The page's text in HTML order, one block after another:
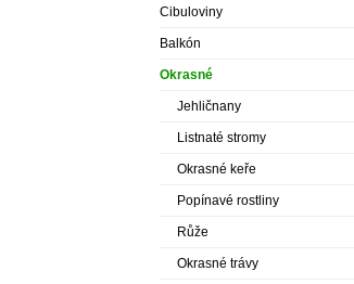
Cibuloviny
Balkón
Okrasné
Jehličnany
Listnaté stromy
Okrasné keře
Popínavé rostliny
Růže
Okrasné trávy